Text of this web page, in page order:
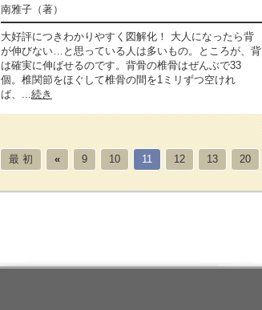
南雅子 （著）
大好評につきわかりやすく図解化！ 大人になったら背
が伸びない…と思っている人は多いもの。ところが、背
は確実に伸ばせるのです。背骨の椎骨はぜんぶで33
個。椎関節をほぐして椎骨の間を1ミリずつ空けれ
ば、... 続き
最 初 « 9 10 11 12 13 20